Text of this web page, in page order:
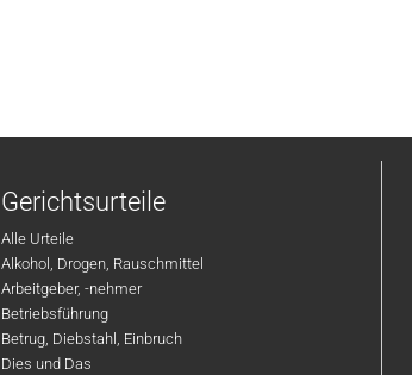
Gerichtsurteile
Alle Urteile
Alkohol, Drogen, Rauschmittel
Arbeitgeber, -nehmer
Betriebsführung
Betrug, Diebstahl, Einbruch
Dies und Das